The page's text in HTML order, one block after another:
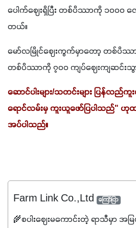
ပေါက်ဈေးရှိပြီး တစ်ပိဿာကို ၁၀၀၀ လ
တယ်။
မော်လမြိုင်ဈေးကွက်မှာတော့ တစ်ပိဿာ
တစ်ပိဿာကို ၇၀၀ ကျပ်ဈေးကျဆင်းသွ
ဆောင်ပါးများ/သတင်းများ ပြန်လည်
ရောင်လမ်းမှ ကူးယူဖော်ပြပါသည်" ဟုထ
အပ်ပါသည်။
Farm Link Co.,Ltd ကြော်ငြာ
🌾စပါးဈေးမကောင်းတဲ့ ရာသီမှာ